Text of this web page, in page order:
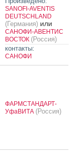
SANOFI-AVENTIS
DEUTSCHLAND
(Германия) или
САНОФИ-АВЕНТИС
ВОСТОК (Россия)
контакты:
САНОФИ
ФАРМСТАНДАРТ-
УфаВИТА (Россия)